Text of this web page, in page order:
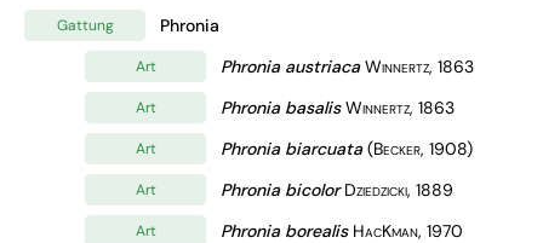
Gattung Phronia
Art Phronia austriaca Winnertz, 1863
Art Phronia basalis Winnertz, 1863
Art Phronia biarcuata (Becker, 1908)
Art Phronia bicolor Dziedzicki, 1889
Art Phronia borealis HacKman, 1970